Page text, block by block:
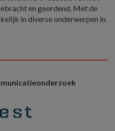
en geordend. Met de
in diverse onderwerpen in.